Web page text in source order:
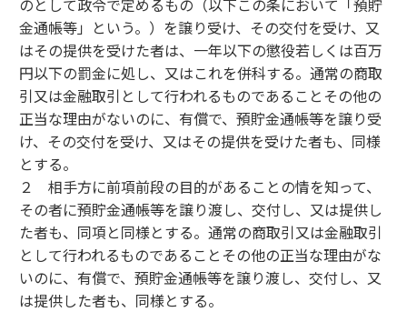
のとして政令で定めるもの（以下この条において「預貯
金通帳等」という。）を譲り受け、その交付を受け、又
はその提供を受けた者は、一年以下の懲役若しくは百万
円以下の罰金に処し、又はこれを併科する。通常の商取
引又は金融取引として行われるものであることその他の
正当な理由がないのに、有償で、預貯金通帳等を譲り受
け、その交付を受け、又はその提供を受けた者も、同様
とする。
２ 相手方に前項前段の目的があることの情を知って、
その者に預貯金通帳等を譲り渡し、交付し、又は提供し
た者も、同項と同様とする。通常の商取引又は金融取引
として行われるものであることその他の正当な理由がな
いのに、有償で、預貯金通帳等を譲り渡し、交付し、又
は提供した者も、同様とする。